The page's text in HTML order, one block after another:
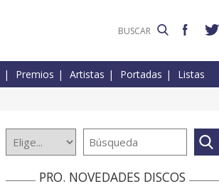
Premios Artistas Portadas Listas
PRO. NOVEDADES DISCOS